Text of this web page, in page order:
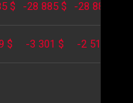
$ -28 885 $ -28 885 $
$ -3 301 $ -2 510 $